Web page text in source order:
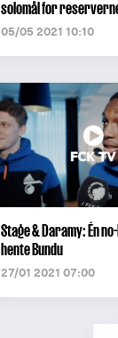
solomål for
05/05 2021 10:10
Stage & Daramy: Én
hente Bundu
27/01 2021 07:00